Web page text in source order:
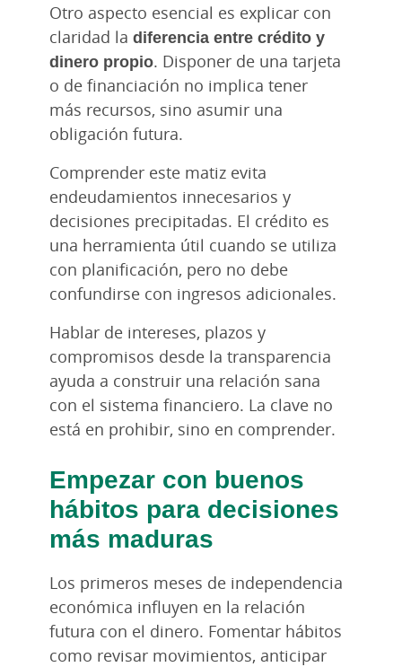
Otro aspecto esencial es explicar con
claridad la diferencia entre crédito y
dinero propio. Disponer de una tarjeta
o de financiación no implica tener
más recursos, sino asumir una
obligación futura.
Comprender este matiz evita
endeudamientos innecesarios y
decisiones precipitadas. El crédito es
una herramienta útil cuando se utiliza
con planificación, pero no debe
confundirse con ingresos adicionales.
Hablar de intereses, plazos y
compromisos desde la transparencia
ayuda a construir una relación sana
con el sistema financiero. La clave no
está en prohibir, sino en comprender.
Empezar con buenos
hábitos para decisiones
más maduras
Los primeros meses de independencia
económica influyen en la relación
futura con el dinero. Fomentar hábitos
como revisar movimientos, anticipar